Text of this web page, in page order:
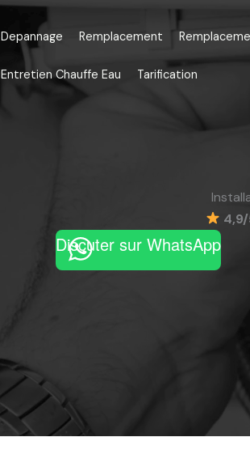
Depannage Remplacement
Entretien Chauffe Eau Tarification
Discuter sur WhatsApp